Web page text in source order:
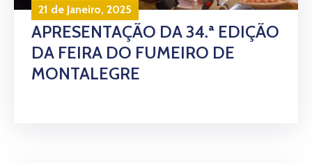
21 de Janeiro, 2025
APRESENTAÇÃO DA 34.ª EDIÇÃO
DA FEIRA DO FUMEIRO DE
MONTALEGRE